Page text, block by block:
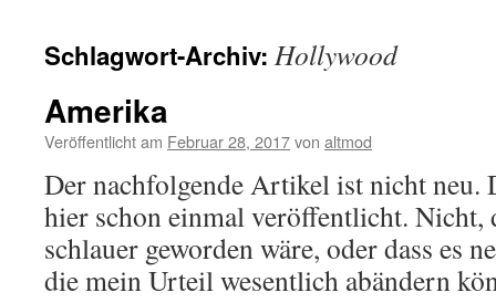
Schlagwort-Archiv: Hollywood
Amerika
Veröffentlicht am Februar 28, 2017von altmod
Der nachfolgende Artikel ist nicht neu.
hier schon einmal veröffentlicht. Nicht,
schlauer geworden wäre, oder dass es
die mein Urteil wesentlich abändern